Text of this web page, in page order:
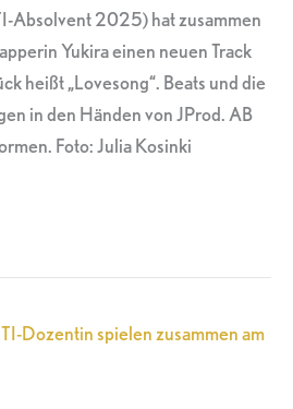
Absolvent 2025) hat zusammen
Yukira einen neuen Track
heißt „Lovesong“. Beats und die
in den Händen von JProd. AB
Foto: Julia Kosinki